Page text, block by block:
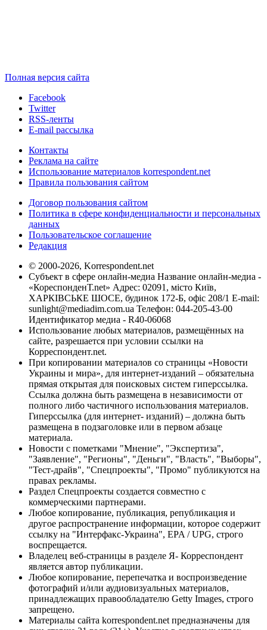
Полная версия сайта
Facebook
Twitter
RSS-ленты
E-mail рассылка
Контакты
Реклама на сайте
Использование материалов korrespondent.net
Правила пользования сайтом
Договор пользования сайтом
Политика в сфере конфиденциальности и персональных
данных
Пользовательское соглашение
Редакция
© 2000-2026, Korrespondent.net
Субъект в сфере онлайн-медиа Название онлайн-медиа -
«КореспонденТ.net» Адрес: 02091, місто Київ,
ХАРКІВСЬКЕ ШОСЕ, будинок 172-Б, офіс 208/1 E-mail:
sunlight@mediadim.com.ua Телефон: 044-205-43-00
Идентификатор медиа - R40-06068
Использование любых материалов, размещённых на
сайте, разрешается при условии ссылки на
Корреспондент.net.
При копировании материалов со страницы «Новости
Украины и мира», для интернет-изданий – обязательна
прямая открытая для поисковых систем гиперссылка.
Ссылка должна быть размещена в независимости от
полного либо частичного использования материалов.
Гиперссылка (для интернет- изданий) – должна быть
размещена в подзаголовке или в первом абзаце
материала.
Новости с пометками "Мнение", "Экспертиза",
"Заявление", "Регионы", "Деньги", "Власть", "Выборы",
"Тест-драйв", "Спецпроекты", "Промо" публикуются на
правах рекламы.
Раздел Спецпроекты создается совместно с
коммерческими партнерами.
Любое копирование, публикация, републикация и
другое распространение информации, которое содержит
ссылку на "Интерфакс-Украина", EPA / UPG, строго
воспрещается.
Владелец веб-страницы в разделе Я- Корреспондент
является автор публикации.
Любое копирование, перепечатка и воспроизведение
фотографий и/или аудиовизуальных материалов,
принадлежащих правообладателю Getty Images, строго
запрещено.
Материалы сайта korrespondent.net предназначены для